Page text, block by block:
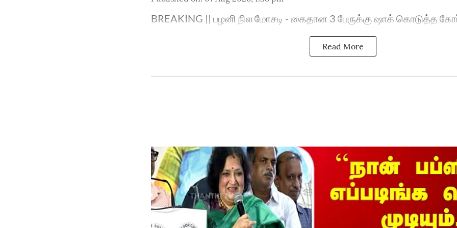
BREAKING || பழனி நில மோசடி - கைதான 3 பேருக்கு ஷாக் கொடுத்த
Read More